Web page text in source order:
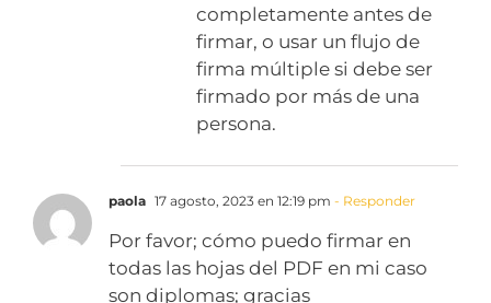
completamente antes de
firmar, o usar un flujo de
firma múltiple si debe ser
firmado por más de una
persona.
paola 17 agosto, 2023 en 12:19 pm - Responder
Por favor; cómo puedo firmar en
todas las hojas del PDF en mi caso
son diplomas; gracias